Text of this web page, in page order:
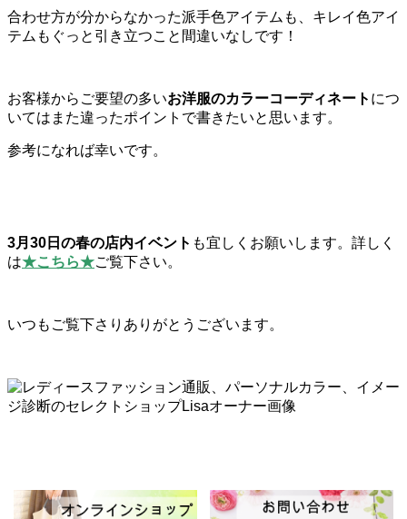
合わせ方が分からなかった派手色アイテムも、キレイ色アイ
テムもぐっと引き立つこと間違いなしです！
お客様からご要望の多いお洋服のカラーコーディネート につ
いてはまた違ったポイントで書きたいと思います。
参考になれば幸いです。
3月30日の春の店内イベント も宜しくお願いします。詳しく
は★こちら★ご覧下さい。
いつもご覧下さりありがとうございます。